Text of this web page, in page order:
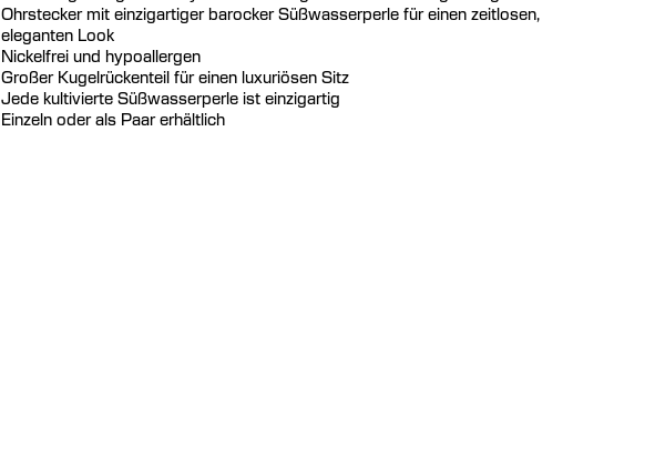
Ohrstecker mit einzigartiger barocker Süßwasserperle für einen zeitlosen,
eleganten Look
Nickelfrei und hypoallergen
Großer Kugelrückenteil für einen luxuriösen Sitz
Jede kultivierte Süßwasserperle ist einzigartig
Einzeln oder als Paar erhältlich